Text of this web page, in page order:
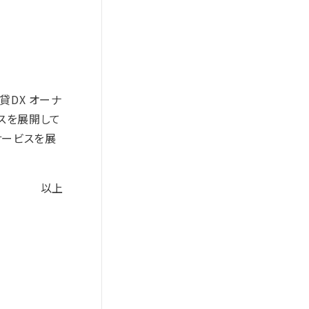
DX オーナ
を展開して
ビスを展
以上